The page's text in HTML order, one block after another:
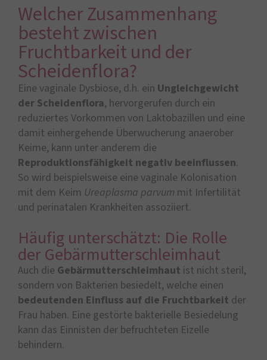
Welcher Zusammenhang
besteht zwischen
Fruchtbarkeit und der
Scheidenflora?
Eine vaginale Dysbiose, d.h. ein Ungleichgewicht
der Scheidenflora, hervorgerufen durch ein
reduziertes Vorkommen von Laktobazillen und eine
damit einhergehende Überwucherung anaerober
Keime, kann unter anderem die
Reproduktionsfähigkeit negativ beeinflussen.
So wird beispielsweise eine vaginale Kolonisation
mit dem Keim Ureaplasma parvum mit Infertilität
und perinatalen Krankheiten assoziiert.
Häufig unterschätzt: Die Rolle
der Gebärmutterschleimhaut
Auch die Gebärmutterschleimhaut ist nicht steril,
sondern von Bakterien besiedelt, welche einen
bedeutenden Einfluss auf die Fruchtbarkeit der
Frau haben. Eine gestörte bakterielle Besiedelung
kann das Einnisten der befruchteten Eizelle
behindern.